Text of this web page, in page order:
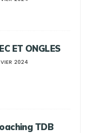
ET ONGLES
2024
TDB